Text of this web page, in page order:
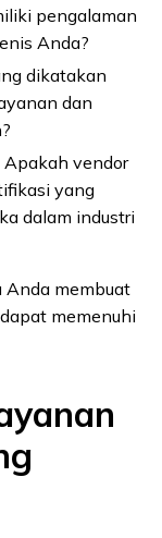
pengalaman
Anda?
dikatakan
dan
Apakah vendor
yang
dalam industri
Anda membuat
memenuhi